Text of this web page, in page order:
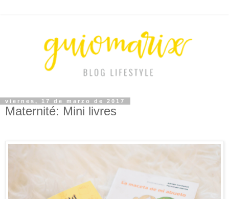
viernes, 17 de marzo de 2017
Maternité: Mini livres